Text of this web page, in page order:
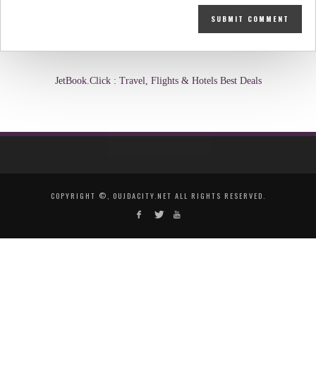
JetBook.Click : Travel, Flights & Hotels Best Deals
COPYRIGHT ©, OUJDACITY.NET ALL RIGHTS RESERVED.